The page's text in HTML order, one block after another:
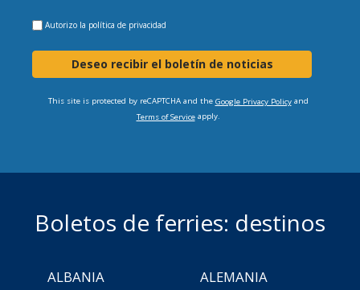
Autorizo la política de privacidad
Deseo recibir el boletín de noticias
This site is protected by reCAPTCHA and the Google Privacy Policyand
Terms of Serviceapply.
Boletos de ferries: destinos
ALBANIA
ALEMANIA